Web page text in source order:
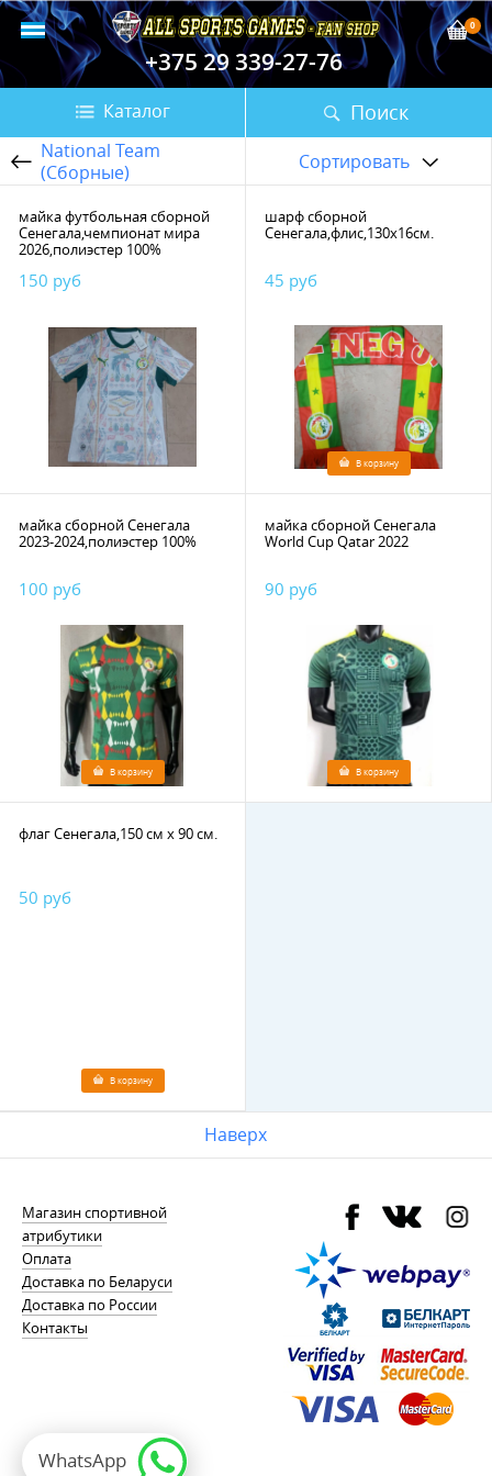
+375 29 339-27-76
Поиск
0
Каталог
National Team
(Сборные)
Сортировать
майка футбольная сборной
Сенегала,чемпионат мира
2026,полиэстер 100%
150 руб
шарф сборной
Сенегала,флис,130х16см.
45 руб
В корзину
майка сборной Сенегала
2023-2024,полиэстер 100%
100 руб
В корзину
майка сборной Сенегала
World Cup Qatar 2022
90 руб
В корзину
флаг Сенегала,150 см х 90 см.
50 руб
В корзину
Наверх
Магазин спортивной
атрибутики
Оплата
Доставка по Беларуси
Доставка по России
Контакты
WhatsApp